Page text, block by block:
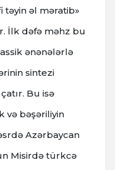
təyin əl məratib»
İlk dəfə məhz bu
ənənələrlə
sintezi
Bu isə
və bəşəriliyin
Azərbaycan
Misirdə türkcə